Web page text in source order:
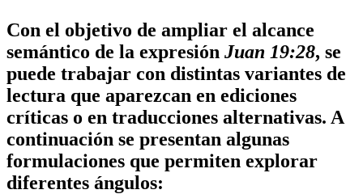
Con el objetivo de ampliar el alcance
semántico de la expresión Juan 19:28, se
puede trabajar con distintas variantes de
lectura que aparezcan en ediciones
críticas o en traducciones alternativas. A
continuación se presentan algunas
formulaciones que permiten explorar
diferentes ángulos: